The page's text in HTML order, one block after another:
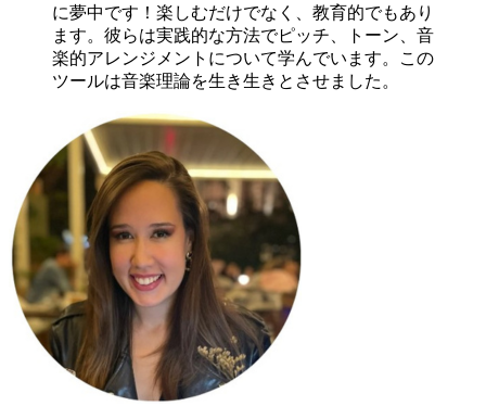
に夢中です！楽しむだけでなく、教育的でもあり
ます。彼らは実践的な方法でピッチ、トーン、音
楽的アレンジメントについて学んでいます。この
ツールは音楽理論を生き生きとさせました。